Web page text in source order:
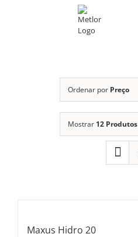
Ordenar por Preço
Mostrar 12 Produtos
Maxus Hidro 20